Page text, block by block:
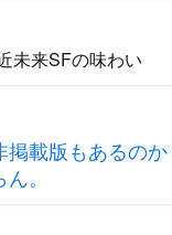
未来SFの味わい
載版もあるの
。